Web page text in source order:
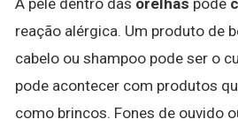
reação alérgica. Um produto de
cabelo ou shampoo pode ser o
pode acontecer com produtos
como brincos. Fones de ouvido